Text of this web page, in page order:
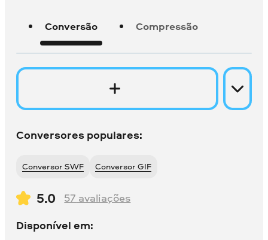
Conversão Compressão
Conversores populares:
Conversor SWF Conversor GIF
5.0 57 avaliações
Disponível em: